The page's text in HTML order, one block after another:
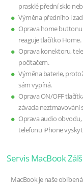
prasklé přední sklo
Výměna předního i
Oprava home
reaguje tlačítko Home.
Oprava konektoru,
počítačem.
Výměna baterie,
sám vypíná.
Oprava ON/OFF
závada neztmavování
Oprava audio obvodu,
telefonu iPhone
Servis MacBook
MacBook je naše